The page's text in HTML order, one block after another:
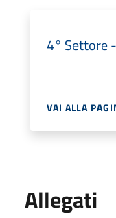
4° Settore
VAI ALLA
Allegati